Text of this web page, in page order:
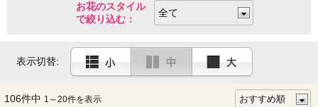
お花のスタイル
で絞り込む：
表示切替:
106件中 1～20件を表示